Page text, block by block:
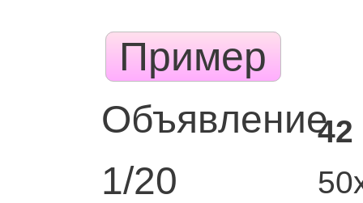
Пример
Объявление
1/20